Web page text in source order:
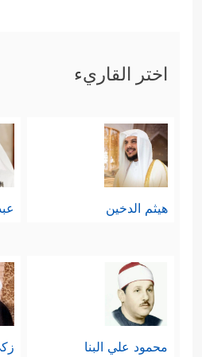
والضياع ﴿حَتَّىٰۤ إِذَاۤ أَخَذۡنَا
تُنصَرُونَ﴿٦٥﴾
قَدۡ كَانَتۡ
فَكُنتُمۡ عَلَىٰۤ أَعۡقَـٰبِكُمۡ
بِهِۦ سَـٰمِرࣰا تَهۡجُرُونَ﴾
عليهم، وأنَّ اللهَ لم
یَدَّبَّرُواْ ٱلۡقَوۡلَ أَمۡ جَاۤءَهُم مَّا لَمۡ
اختر القاريء
هيثم الدخين
محمود علي البنا